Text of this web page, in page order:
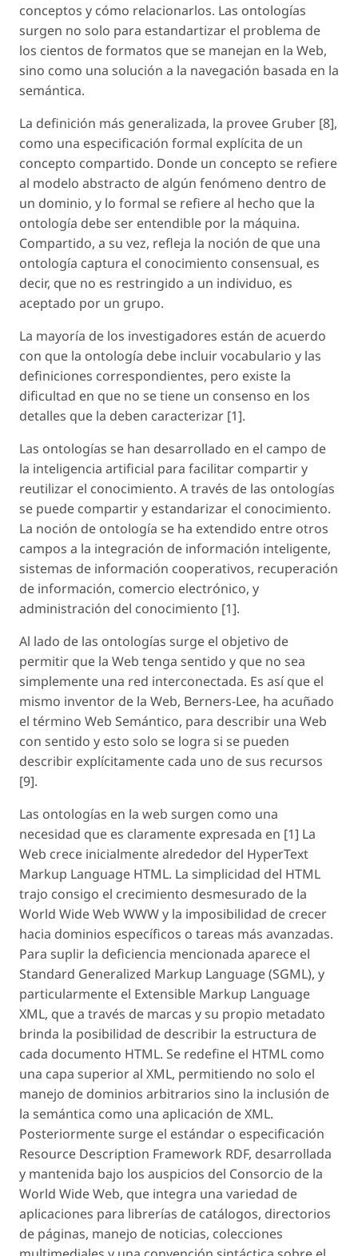
conceptos y cómo relacionarlos. Las ontologías
surgen no solo para estandartizar el problema de
los cientos de formatos que se manejan en la Web,
sino como una solución a la navegación basada en la
semántica.
La definición más generalizada, la provee Gruber [8],
como una especificación formal explícita de un
concepto compartido. Donde un concepto se refiere
al modelo abstracto de algún fenómeno dentro de
un dominio, y lo formal se refiere al hecho que la
ontología debe ser entendible por la máquina.
Compartido, a su vez, refleja la noción de que una
ontología captura el conocimiento consensual, es
decir, que no es restringido a un individuo, es
aceptado por un grupo.
La mayoría de los investigadores están de acuerdo
con que la ontología debe incluir vocabulario y las
definiciones correspondientes, pero existe la
dificultad en que no se tiene un consenso en los
detalles que la deben caracterizar [1].
Las ontologías se han desarrollado en el campo de
la inteligencia artificial para facilitar compartir y
reutilizar el conocimiento. A través de las ontologías
se puede compartir y estandarizar el conocimiento.
La noción de ontología se ha extendido entre otros
campos a la integración de información inteligente,
sistemas de información cooperativos, recuperación
de información, comercio electrónico, y
administración del conocimiento [1].
Al lado de las ontologías surge el objetivo de
permitir que la Web tenga sentido y que no sea
simplemente una red interconectada. Es así que el
mismo inventor de la Web, Berners-Lee, ha acuñado
el término Web Semántico, para describir una Web
con sentido y esto solo se logra si se pueden
describir explícitamente cada uno de sus recursos
[9].
Las ontologías en la web surgen como una
necesidad que es claramente expresada en [1] La
Web crece inicialmente alrededor del HyperText
Markup Language HTML. La simplicidad del HTML
trajo consigo el crecimiento desmesurado de la
World Wide Web WWW y la imposibilidad de crecer
hacia dominios específicos o tareas más avanzadas.
Para suplir la deficiencia mencionada aparece el
Standard Generalized Markup Language (SGML), y
particularmente el Extensible Markup Language
XML, que a través de marcas y su propio metadato
brinda la posibilidad de describir la estructura de
cada documento HTML. Se redefine el HTML como
una capa superior al XML, permitiendo no solo el
manejo de dominios arbitrarios sino la inclusión de
la semántica como una aplicación de XML.
Posteriormente surge el estándar o especificación
Resource Description Framework RDF, desarrollada
y mantenida bajo los auspicios del Consorcio de la
World Wide Web, que integra una variedad de
aplicaciones para librerías de catálogos, directorios
de páginas, manejo de noticias, colecciones